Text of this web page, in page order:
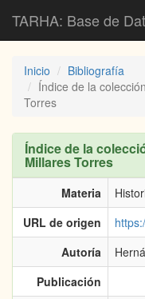
TARHA: Base de
Inicio
Bibliografía
Índice de la
Torres
Índice de la
Millares Torres
Materia
URL de origen
Autoría
Publicación